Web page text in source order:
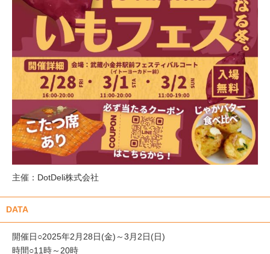
主催：DotDeli株式会社
DATA
開催日○2025年2月28日(金)～3月2日(日)
時間○11時～20時